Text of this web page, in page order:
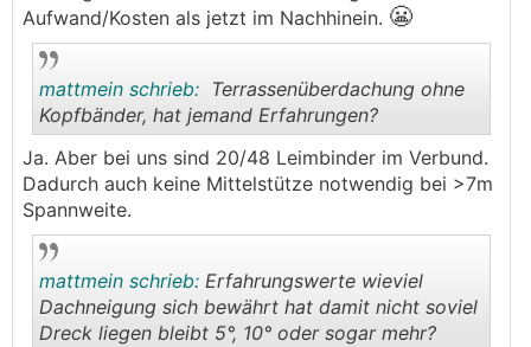
Aufwand/Kosten als jetzt im Nachhinein. 😬
..
mattmein schrieb: Terrassenüberdachung ohne
Kopfbänder, hat jemand Erfahrungen?
Ja. Aber bei uns sind 20/48 Leimbinder im Verbund.
Dadurch auch keine Mittelstütze notwendig bei >7m
Spannweite.
mattmein schrieb: Erfahrungswerte wieviel
Dachneigung sich bewährt hat damit nicht soviel
Dreck liegen bleibt 5°, 10° oder sogar mehr?